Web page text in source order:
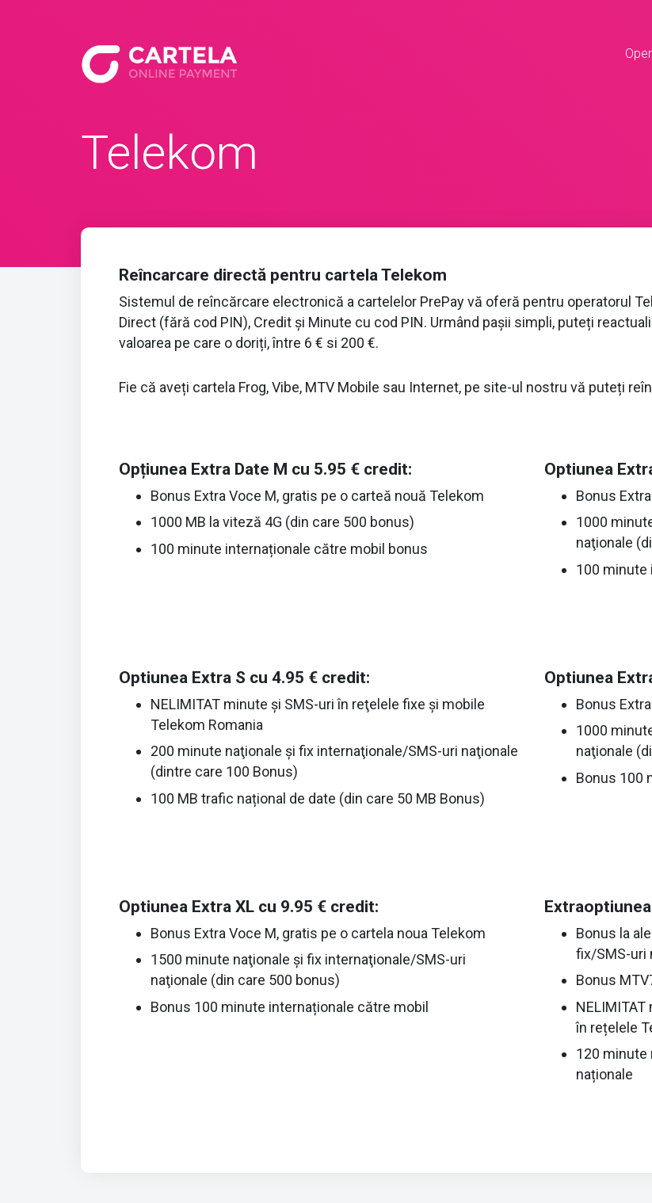
Telekom
Reîncarcare directă pentru cartela Telekom
Sistemul de reîncărcare electronică a cartelelor PrePay vă oferă pentru operatorul
Direct (fără cod PIN), Credit și Minute cu cod PIN. Urmând pașii simpli, puteți
valoarea pe care o doriți, între 6 € si 200 €.
Fie că aveți cartela Frog, Vibe, MTV Mobile sau Internet, pe site-ul nostru vă puteți
Opțiunea Extra Date M cu 5.95 € credit:
Bonus Extra Voce M, gratis pe o carteă nouă Telekom
1000 MB la viteză 4G (din care 500 bonus)
100 minute internaționale către mobil bonus
Optiunea
Bonus
1000
naţionale
100 minute
Optiunea Extra S cu 4.95 € credit:
NELIMITAT minute şi SMS-uri în reţelele fixe şi mobile
Telekom Romania
200 minute naţionale şi fix internaţionale/SMS-uri naţionale
(dintre care 100 Bonus)
100 MB trafic național de date (din care 50 MB Bonus)
Optiunea
Bonus
1000
naţionale
Bonus 100
Optiunea Extra XL cu 9.95 € credit:
Bonus Extra Voce M, gratis pe o cartela noua Telekom
1500 minute naţionale şi fix internaţionale/SMS-uri
naţionale (din care 500 bonus)
Bonus 100 minute internaționale către mobil
Bonus la
fix/SMS-uri
Bonus
în rețelele
120 minute
naționale